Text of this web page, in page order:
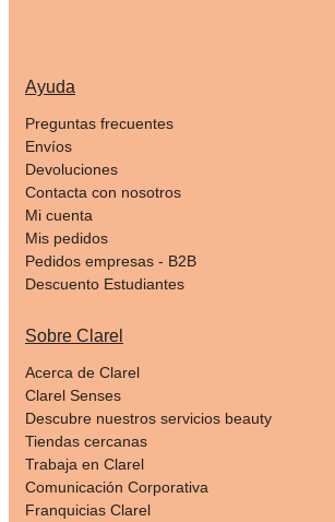
Ayuda
Preguntas frecuentes
Envíos
Devoluciones
Contacta con nosotros
Mi cuenta
Mis pedidos
Pedidos empresas - B2B
Descuento Estudiantes
Sobre Clarel
Acerca de Clarel
Clarel Senses
Descubre nuestros servicios beauty
Tiendas cercanas
Trabaja en Clarel
Comunicación Corporativa
Franquicias Clarel